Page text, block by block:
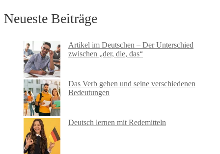
Neueste Beiträge
Artikel im Deutschen – Der Unterschied
zwischen „der, die, das“
Das Verb gehen und seine verschiedenen
Bedeutungen
Deutsch lernen mit Redemitteln